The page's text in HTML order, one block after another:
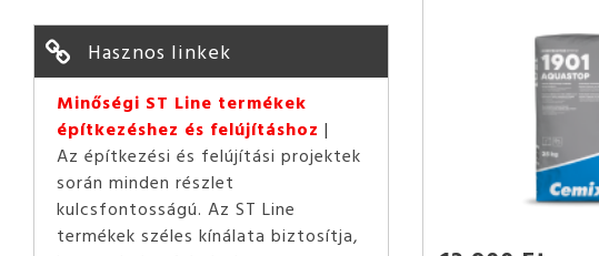
Hasznos linkek
Minőségi ST Line termékek
építkezéshez és felújításhoz
Az építkezési és felújítási projektek
során minden részlet
kulcsfontosságú. Az ST Line
termékek széles kínálata biztosítja,